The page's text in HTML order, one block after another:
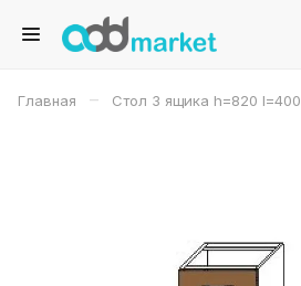
Главная – Стол 3 ящика h=820 l=400